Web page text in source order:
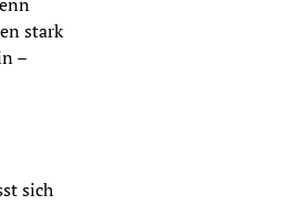
stark
–
sich